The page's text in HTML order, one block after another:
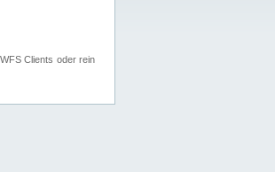
Clients oder rein